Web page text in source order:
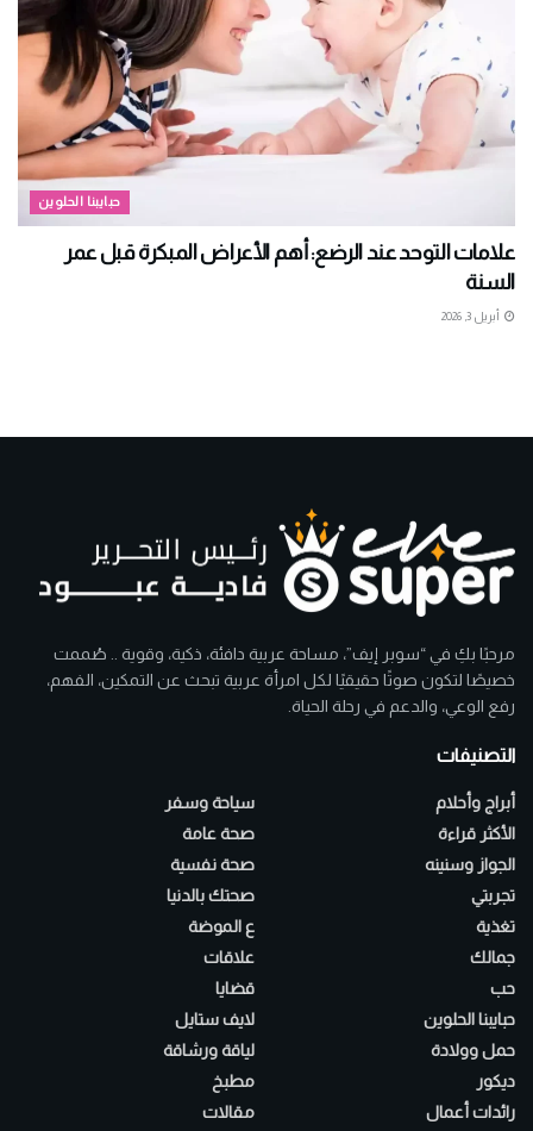
حبايبنا الحلوين
علامات التوحد عند الرضع: أهم الأعراض المبكرة قبل عمر
السنة
أبريل 3, 2026
مرحبًا بكِ في “سوبر إيف”، مساحة عربية دافئة، ذكية، وقوية .. صُممت
خصيصًا لتكون صوتًا حقيقيًا لكل امرأة عربية تبحث عن التمكين، الفهم،
رفع الوعي، والدعم في رحلة الحياة.
التصنيفات
أبراج وأحلام
الأكثر قراءة
الجواز وسنينه
تجربتي
تغذية
جمالك
حب
حبايبنا الحلوين
حمل وولادة
ديكور
رائدات أعمال
سياحة وسفر
صحة عامة
صحة نفسية
صحتك بالدنيا
ع الموضة
علاقات
قضايا
لايف ستايل
لياقة ورشاقة
مطبخ
مقالات